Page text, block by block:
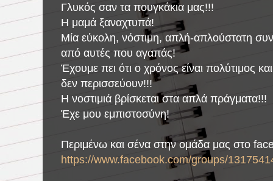
Γλυκός σαν τα πουγκάκια μας!!!
Η μαμά ξαναχτυπά!
Μία εύκολη, νόστιμη, απλή-απλούστατη
από αυτές που αγαπάς!
Έχουμε πει ότι ο χρόνος είναι πολύτιμος
δεν περισσεύουν!!!
Η νοστιμιά βρίσκεται στα απλά πράγματα!!!
Έχε μου εμπιστοσύνη!
Περιμένω και σένα στην ομάδα μας στο
https://www.facebook.com/groups/